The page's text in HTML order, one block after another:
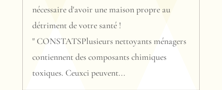
nécessaire d'avoir une maison propre au
détriment de votre santé !
" CONSTATSPlusieurs nettoyants ménagers
contiennent des composants chimiques
toxiques. Ceuxci peuvent...